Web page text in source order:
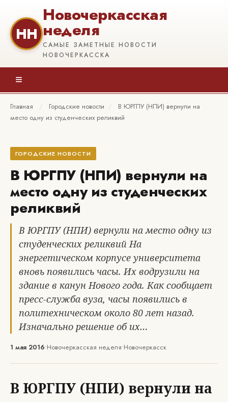
НН
Новочеркасская
неделя
САМЫЕ ЗАМЕТНЫЕ НОВОСТИ
НОВОЧЕРКАССКА
≡
Главная / Городские новости /
В ЮРГПУ (НПИ) вернули на
место одну из студенческих реликвий
ГОРОДСКИЕ НОВОСТИ
В ЮРГПУ (НПИ) вернули на
место одну из студенческих
реликвий
В ЮРГПУ (НПИ) вернули на место одну из
студенческих реликвий На
энергетическом корпусе университета
вновь появились часы. Их водрузили на
здание в канун Нового года. Как сообщает
пресс-служба вуза, часы появились в
политехническом около 80 лет назад.
Изначально решение об их…
1 мая 2016•Новочеркасская неделя•Новочеркасск
В ЮРГПУ (НПИ) вернули на